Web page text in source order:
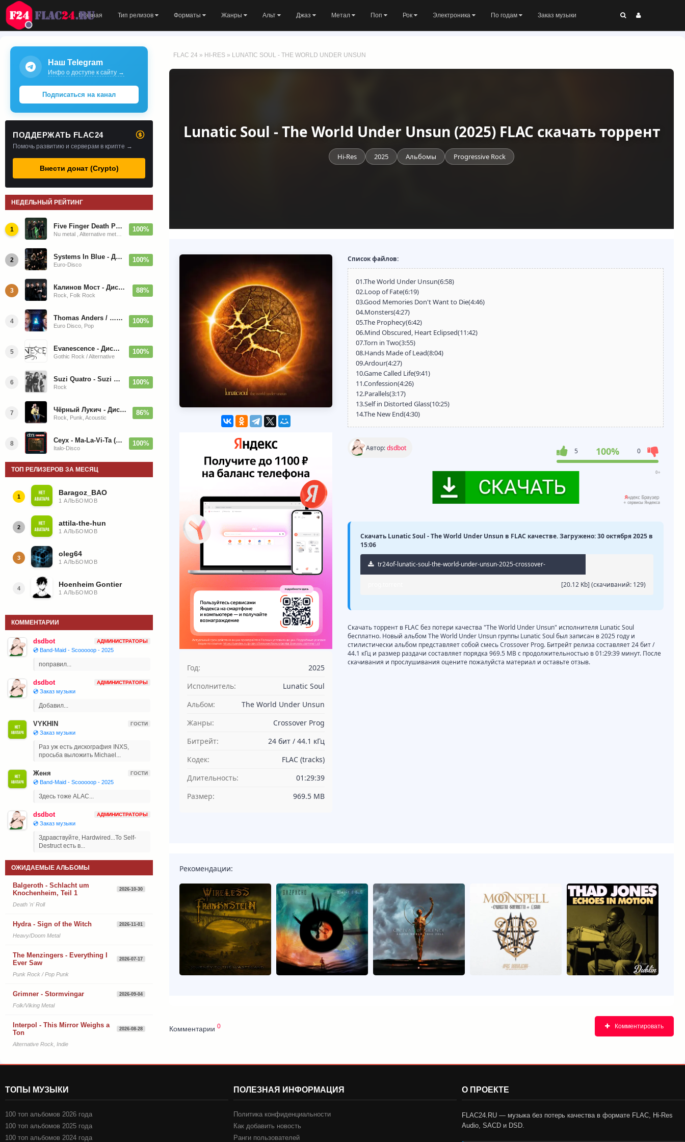
Главная Тип релизов Форматы Жанры Альт Джаз Метал Поп Рок Электроника По годам Заказ музыки
FLAC 24 » HI-RES » LUNATIC SOUL - THE WORLD UNDER UNSUN
Lunatic Soul - The World Under Unsun (2025) FLAC скачать торрент
Hi-Res 2025 Альбомы Progressive Rock
Год:
2025
Исполнитель:
Lunatic Soul
Альбом:
The World Under Unsun
Жанры:
Crossover Prog
Битрейт:
24 бит / 44.1 кГц
Кодек:
FLAC (tracks)
Длительность:
01:29:39
Размер:
969.5 MB
Список файлов:
01.The World Under Unsun(6:58)
02.Loop of Fate(6:19)
03.Good Memories Don't Want to Die(4:46)
04.Monsters(4:27)
05.The Prophecy(6:42)
06.Mind Obscured, Heart Eclipsed(11:42)
07.Torn in Two(3:55)
08.Hands Made of Lead(8:04)
09.Ardour(4:27)
10.Game Called Life(9:41)
11.Confession(4:26)
12.Parallels(3:17)
13.Self in Distorted Glass(10:25)
14.The New End(4:30)
Автор:dsdbot 5 100% 0
Скачать Lunatic Soul - The World Under Unsun в FLAC качестве. Загружено: 30 октября 2025 в
15:06
tr24of-lunatic-soul-the-world-under-unsun-2025-crossover-
[20.12 Kb] (cкачиваний: 129)
Скачать торрент в FLAC без потери качества "The World Under Unsun" исполнителя Lunatic Soul
бесплатно. Новый альбом The World Under Unsun группы Lunatic Soul был записан в 2025 году и
стилистически альбом представляет собой смесь Crossover Prog. Битрейт релиза составляет 24 бит /
44.1 кГц и размер раздачи составляет порядка 969.5 MB с продолжительностью в 01:29:39 минут. После
скачивания и прослушивания оцените пожалуйста материал и оставьте отзыв.
Рекомендации:
Комментарии 0 Комментировать
Наш Telegram
Инфо о доступе к сайту →
Подписаться на канал
ПОДДЕРЖАТЬ FLAC24
Помочь развитию и серверам в крипте →
Внести донат (Crypto)
НЕДЕЛЬНЫЙ РЕЙТИНГ
1 Five Finger Death Punch - Дискография (2008-2026) 100%
2 Systems In Blue - Дискография (2020-2026)
Euro-Disco
100%
3 Калинов Мост - Дискография (1986-2026)
Rock, Folk Rock
88%
4 Thomas Anders / … Sings Modern Talking: The Best hi-res
Euro Disco, Pop
100%
5 Evanescence - Дискография (1998-2026)
Gothic Rock / Alternative
100%
6 Suzi Quatro - Suzi Quatro (Bonus Tracks, Remaster) 1973/2022
Rock
100%
7 Чёрный Лукич - Дискография (1987-2014)
Rock, Punk, Acoustic
86%
8 Ceyx - Ma-La-Vi-Ta (12'' Maxi-Single)
Italo-Disco
100%
ТОП РЕЛИЗЕРОВ ЗА МЕСЯЦ
1 Baragoz_BAO
1 АЛЬБОМОВ
2 attila-the-hun
1 АЛЬБОМОВ
3 oleg64
1 АЛЬБОМОВ
4 Hoenheim Gontier
1 АЛЬБОМОВ
КОММЕНТАРИИ
dsdbot АДМИНИСТРАТОРЫ
💿 Band-Maid - Scooooop - 2025
поправил...
dsdbot АДМИНИСТРАТОРЫ
💿 Заказ музыки
Добавил...
VYKHIN ГОСТИ
💿 Заказ музыки
Раз уж есть дискография INXS,
просьба выложить Michael...
Женя ГОСТИ
💿 Band-Maid - Scooooop - 2025
Здесь тоже ALAC...
dsdbot АДМИНИСТРАТОРЫ
💿 Заказ музыки
Здравствуйте, Hardwired...To Self-
Destruct есть в...
ОЖИДАЕМЫЕ АЛЬБОМЫ
Balgeroth - Schlacht um
Knochenheim, Teil 1
2026-10-30
Death 'n' Roll
Hydra - Sign of the Witch 2026-11-01
Heavy/Doom Metal
The Menzingers - Everything I
Ever Saw
2026-07-17
Punk Rock / Pop Punk
Grimner - Stormvingar 2026-09-04
Folk/Viking Metal
Interpol - This Mirror Weighs a
Ton
2026-08-28
Alternative Rock, Indie
ТОПЫ МУЗЫКИ
100 топ альбомов 2026 года
100 топ альбомов 2025 года
100 топ альбомов 2024 года
ПОЛЕЗНАЯ ИНФОРМАЦИЯ
Политика конфиденциальности
Как добавить новость
Ранги пользователей
О ПРОЕКТЕ
FLAC24.RU — музыка без потерь качества в формате FLAC, Hi-Res
Audio, SACD и DSD.